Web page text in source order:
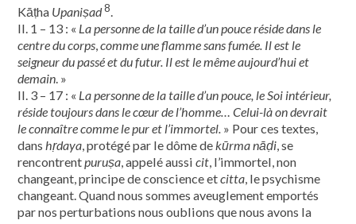
Kāṭha Upaniṣad8.
II. 1 – 13 : « La personne de la taille d’un pouce réside dans le
centre du corps,comme une flamme sans fumée. Il est le
seigneur du passé et du futur. Il est le même aujourd’hui et
demain. »
II. 3 – 17 : « La personne de la taille d’un pouce, le Soi intérieur,
réside toujours dans le cœur de l’homme… Celui-là on devrait
le connaître comme le pur et l’immortel. » Pour ces textes,
danshṛdaya, protégé par le dôme dekūrma nāḍi, se
rencontrentpuruṣa, appelé aussicit, l’immortel, non
changeant, principe de conscience etcitta, le psychisme
changeant. Quand nous sommes aveuglement emportés
par nos perturbations nous oublions que nous avons la